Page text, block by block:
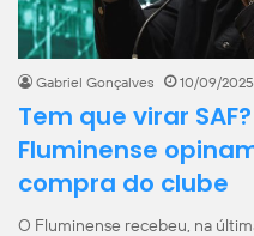
Gabriel Gonçalves 10/09/2025
Tem que virar
Fluminense
compra do clube
O Fluminense recebeu, na